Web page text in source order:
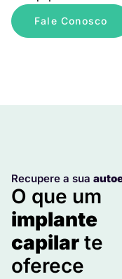
Fale Conosco
Recupere a sua
O que um
implante
capilar te
oferece